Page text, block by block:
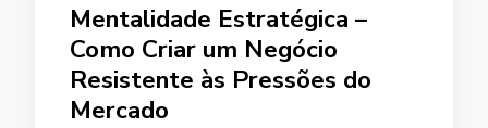
Mentalidade Estratégica –
Como Criar um Negócio
Resistente às Pressões do
Mercado